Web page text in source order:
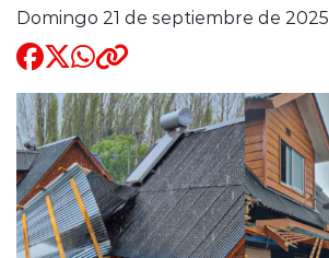
Domingo 21 de septiembre de 2025